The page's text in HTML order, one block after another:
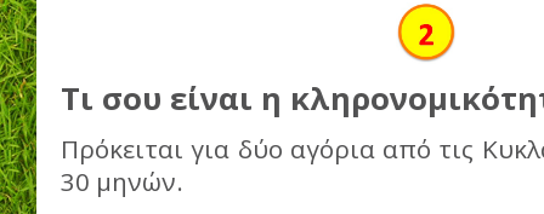
Τι σου είναι η
Πρόκειται για δύο αγόρια από τις
30 μηνών.